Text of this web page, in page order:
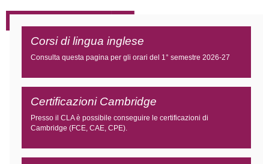
Corsi di lingua inglese
Consulta questa pagina per gli orari del 1° semestre 2026-27
Certificazioni Cambridge
Presso il CLA è possibile conseguire le certificazioni di
Cambridge (FCE, CAE, CPE).